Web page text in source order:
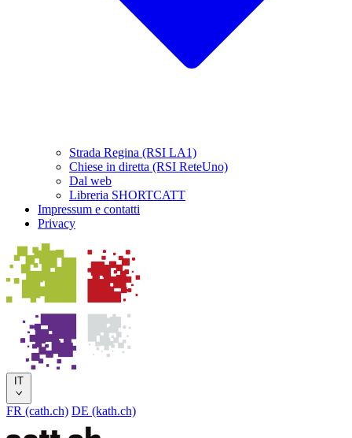
Strada Regina (RSI LA1)
Chiese in diretta (RSI ReteUno)
Dal web
Libreria SHORTCATT
Impressum e contatti
Privacy
IT
FR (cath.ch) DE (kath.ch)